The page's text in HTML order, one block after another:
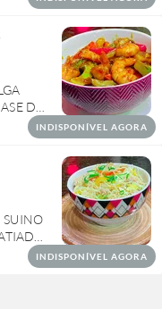
DE
INDISPONÍVEL AGORA
SUINO
INDISPONÍVEL AGORA